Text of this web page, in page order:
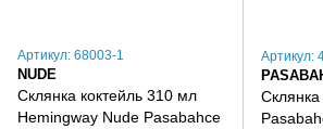
Артикул: 68003-1
NUDE
Склянка коктейль 310 мл
Hemingway Nude Pasabahce
Артикул: